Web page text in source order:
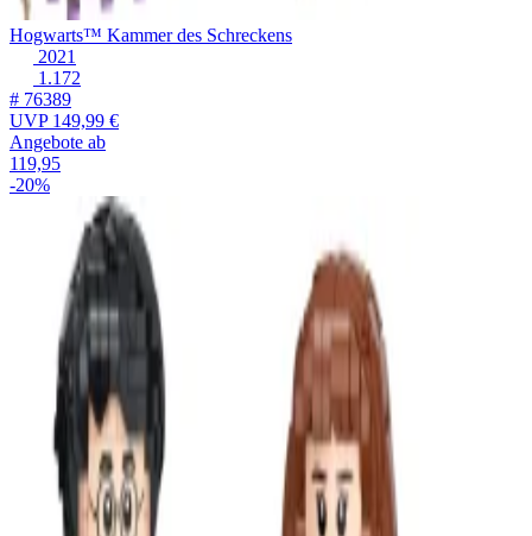
Hogwarts™ Kammer des Schreckens
2021
1.172
# 76389
UVP149,99 €
Angebote ab
119,95
-20%